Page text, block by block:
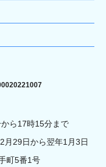
ら17時15分まで
月29日から翌年1月3日
町5番1号